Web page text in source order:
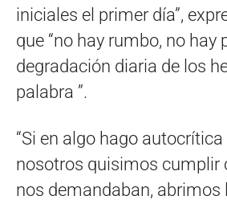
iniciales el primer día”,
que “no hay rumbo, no hay
degradación diaria de los
palabra ”.
“Si en algo hago autocrítica
nosotros quisimos cumplir
nos demandaban, abrimos